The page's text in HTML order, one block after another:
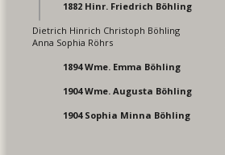
1882 Hinr. Friedrich Böhling
Dietrich Hinrich Christoph Böhling
Anna Sophia Röhrs
1894 Wme. Emma Böhling
1904 Wme. Augusta Böhling
1904 Sophia Minna Böhling